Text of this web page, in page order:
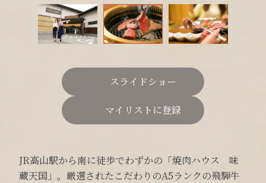
JR高山駅から南に徒歩でわずかの「焼肉ハウス 味
蔵天国」。厳選されたこだわりのA5ランクの飛騨牛
スライドショー
マイリストに登録